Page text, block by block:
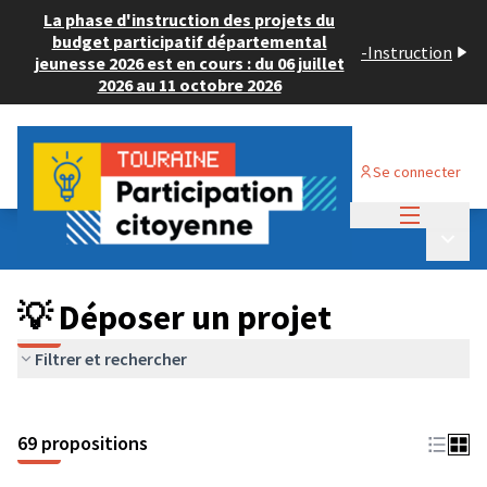
La phase d'instruction des projets du
budget participatif départemental
jeunesse 2026 est en cours : du 06 juillet
2026 au 11 octobre 2026
-Instruction
Se connecter
Budget Participatif ADULTE 2024
💡 Déposer un projet
💡 Déposer un projet
Filtrer et rechercher
69 propositions